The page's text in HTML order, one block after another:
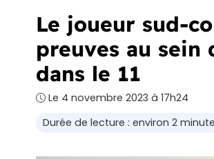
Le joueur sud-
preuves au sein
dans le 11
Le 4 novembre 2023 à 17h24
Durée de lecture : environ 2